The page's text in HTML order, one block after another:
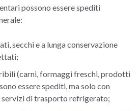
possono essere spediti
secchi e a lunga conservazione
(carni, formaggi freschi, prodotti
essere spediti, ma solo con
servizi di trasporto refrigerato;